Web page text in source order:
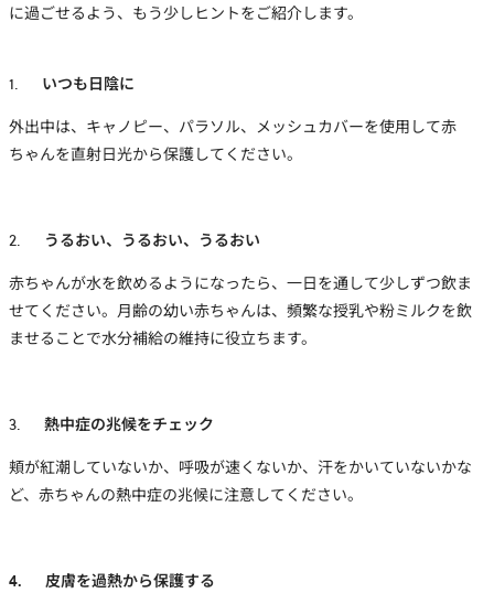
に過ごせるよう、もう少しヒントをご紹介します。
1. いつも日陰に
外出中は、キャノピー、パラソル、メッシュカバーを使用して赤
ちゃんを直射日光から保護してください。
2. うるおい、うるおい、うるおい
赤ちゃんが水を飲めるようになったら、一日を通して少しずつ飲ま
せてください。月齢の幼い赤ちゃんは、頻繁な授乳や粉ミルクを飲
ませることで水分補給の維持に役立ちます。
3. 熱中症の兆候をチェック
頬が紅潮していないか、呼吸が速くないか、汗をかいていないかな
ど、赤ちゃんの熱中症の兆候に注意してください。
4. 皮膚を過熱から保護する